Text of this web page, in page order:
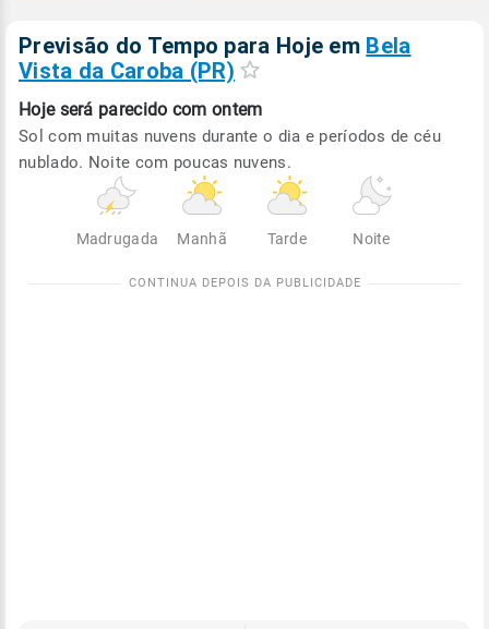
Previsão do Tempo para Hoje em Bela
Vista da Caroba (PR)
Hoje será parecido com ontem
Sol com muitas nuvens durante o dia e períodos de céu
nublado. Noite com poucas nuvens.
Madrugada Manhã Tarde Noite